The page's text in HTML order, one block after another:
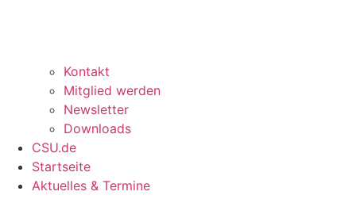
Kontakt
Mitglied werden
Newsletter
Downloads
CSU.de
Startseite
Aktuelles & Termine